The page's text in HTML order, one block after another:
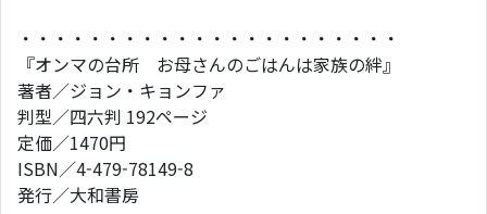
・・・・・・・・・・・・・・・・・・・・・・
『オンマの台所 お母さんのごはんは家族の絆』
著者／ジョン・キョンファ
判型／四六判 192ページ
定価／1470円
ISBN／4-479-78149-8
発行／大和書房